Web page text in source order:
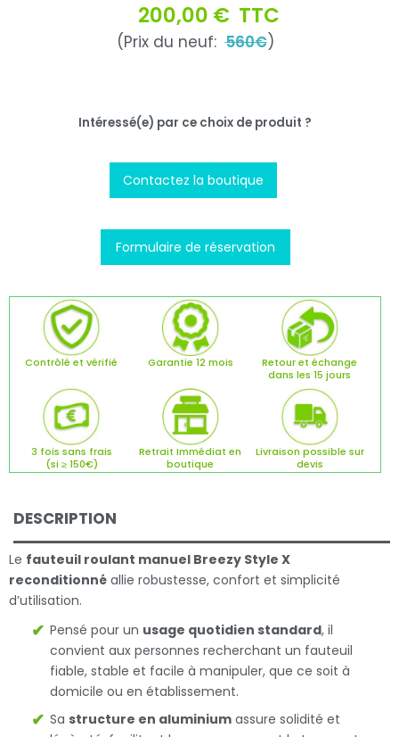
200,00 € TTC
(Prix du neuf:560€)
Intéressé(e) par ce choix de produit ?
Contactez la boutique
Formulaire de réservation
Contrôlé et vérifié Garantie 12 mois
Retour et échange
dans les 15 jours
3 fois sans frais
(si ≥ 150€)
Retrait Immédiat en
boutique
Livraison possible sur
devis
DESCRIPTION
Le fauteuil roulant manuel Breezy Style X
reconditionné allie robustesse, confort et simplicité
d’utilisation.
Pensé pour un usage quotidien standard, il
convient aux personnes recherchant un fauteuil
fiable, stable et facile à manipuler, que ce soit à
domicile ou en établissement.
Sa structure en aluminium assure solidité et